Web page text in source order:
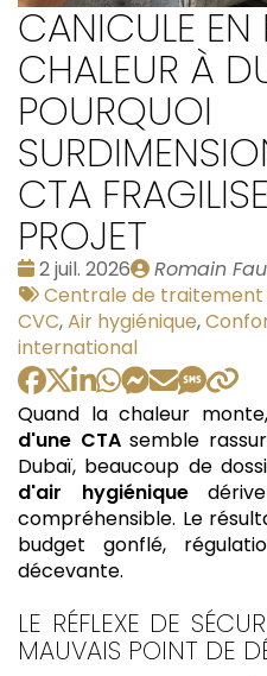
CANICULE
CHALEUR À
POURQUOI
CTA
PROJET
Date
:
2 juil. 2026
Publié
par
Romain
Tags
:
Centrale de traitement
CVC,Air hygiénique,
international
Quand la chaleur
d'une CTAsemble
Dubaï, beaucoup de
d'air hygiénique
compréhensible. Le
budget gonflé,
décevante.
LE RÉFLEXE DE
MAUVAIS POINT DE